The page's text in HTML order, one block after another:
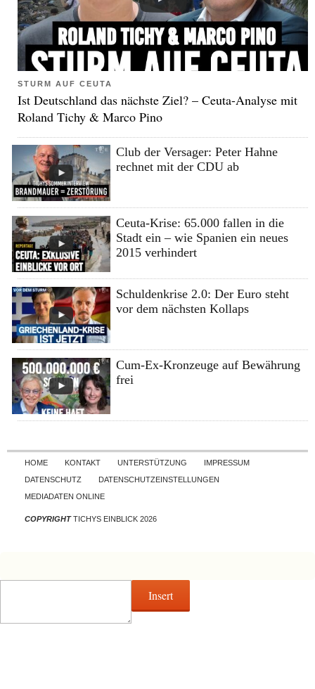
STURM AUF CEUTA
Ist Deutschland das nächste Ziel? – Ceuta-Analyse mit
Roland Tichy & Marco Pino
Club der Versager: Peter Hahne
rechnet mit der CDU ab
Ceuta-Krise: 65.000 fallen in die
Stadt ein – wie Spanien ein neues
2015 verhindert
Schuldenkrise 2.0: Der Euro steht
vor dem nächsten Kollaps
Cum-Ex-Kronzeuge auf Bewährung
frei
Skip to content
HOME KONTAKT UNTERSTÜTZUNG
IMPRESSUM
DATENSCHUTZ
DATENSCHUTZEINSTELLUNGEN
MEDIADATEN ONLINE
COPYRIGHTTICHYS EINBLICK 2026
Insert